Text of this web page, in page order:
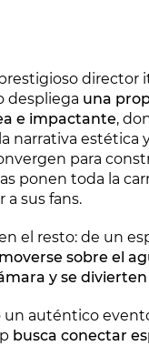
director
despliega una
e impactante,
narrativa estética
para
ponen toda la
a sus fans.
el resto: de un
sobre el
y se
un auténtico
busca conectar